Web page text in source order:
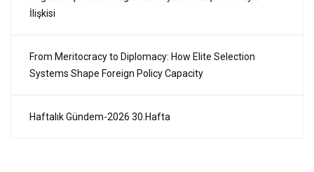
İlişkisi
From Meritocracy to Diplomacy: How Elite Selection
Systems Shape Foreign Policy Capacity
Haftalık Gündem-2026 30.Hafta